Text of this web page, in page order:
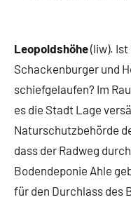
Leopoldshöhe(liw).
Schackenburger und
schiefgelaufen? Im
es die Stadt Lage
Naturschutzbehörde
dass der Radweg
Bodendeponie Ahle
für den Durchlass des